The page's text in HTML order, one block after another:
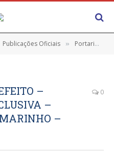
Publicações Oficiais » Portarias
–
–
–
0